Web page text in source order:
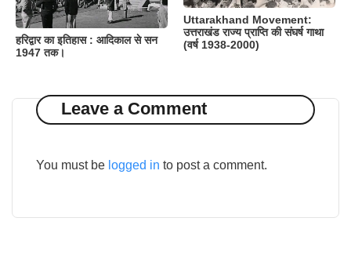
हरिद्वार का इतिहास : आदिकाल से सन
1947 तक।
Uttarakhand Movement:
उत्तराखंड राज्य प्राप्ति की संघर्ष गाथा
(वर्ष 1938-2000)
Leave a Comment
You must be logged in to post a comment.